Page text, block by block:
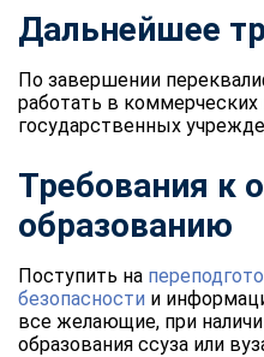
Дальнейшее
По завершении
работать в коммерческих
государственных
Требования к
образованию
Поступить на
безопасности и
все желающие, при
образования ссуза или